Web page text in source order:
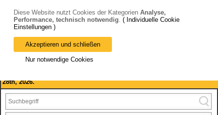
Bitte beachten Sie: wir machen Betriebsferien, vom 03. bis 28.
August 2026 haben wir geschlossen.
28th, 2026.
Diese Website nutzt Cookies der Kategorien Analyse,
Performance, technisch notwendig. ( Individuelle Cookie
Einstellungen )
Akzeptieren und schließen
Nur notwendige Cookies